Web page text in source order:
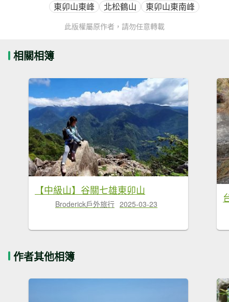
東卯山東峰
北松鶴山 東卯山東南峰
此版權屬原作者，請勿任意轉載
相關相簿
【中級山】谷關七雄東卯山
Broderick戶外旅行 2025-03-23
作者其他相簿